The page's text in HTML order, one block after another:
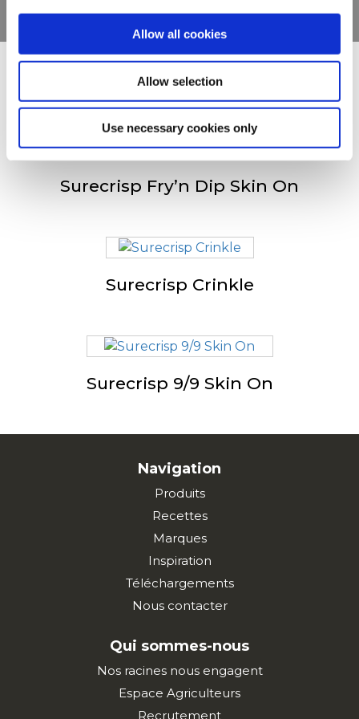
Allow all cookies
Allow selection
Use necessary cookies only
D'autres ont également
consulté
Surecrisp Fry’n Dip Skin On
Surecrisp Crinkle
Surecrisp 9/9 Skin On
Navigation
Produits
Recettes
Marques
Inspiration
Téléchargements
Nous contacter
Qui sommes-nous
Nos racines nous engagent
Espace Agriculteurs
Recrutement